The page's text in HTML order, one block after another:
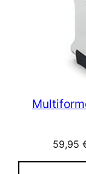
59,95